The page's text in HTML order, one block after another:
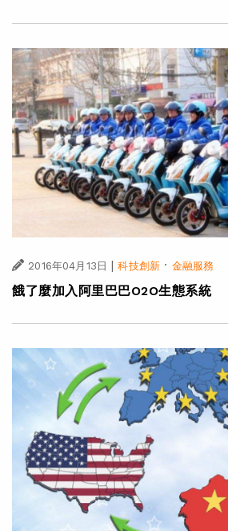
2016年04月13日 | 科技創新 · 金融服務
餓了麼加入阿里巴巴O2O生態系統